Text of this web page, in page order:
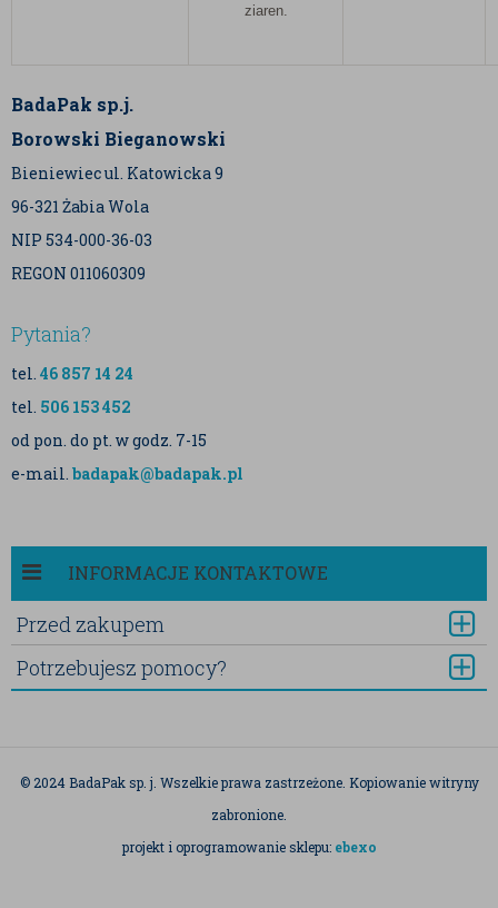
ziaren.
BadaPak sp.j.
Borowski Bieganowski
Bieniewiec ul. Katowicka 9
96-321 Żabia Wola
NIP 534-000-36-03
REGON 011060309
Pytania?
tel. 46 857 14 24
tel. 506 153 452
od pon. do pt. w godz. 7-15
e-mail. badapak@badapak.pl
INFORMACJE KONTAKTOWE
Przed zakupem
Potrzebujesz pomocy?
© 2024 BadaPak sp. j. Wszelkie prawa zastrzeżone. Kopiowanie witryny
zabronione.
projekt i oprogramowanie sklepu: ebexo